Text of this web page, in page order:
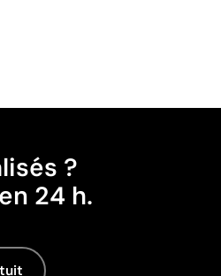
?
24 h.